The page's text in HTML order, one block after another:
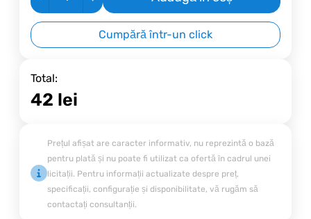
Cumpără într-un click
Total:
42 lei
Prețul afișat are caracter informativ, nu reprezintă o bază
pentru plată și nu poate fi utilizat ca ofertă în cadrul unei
licitații. Pentru informații actualizate despre preț,
specificații, configurație și disponibilitate, vă rugăm să
contactați consultanții.